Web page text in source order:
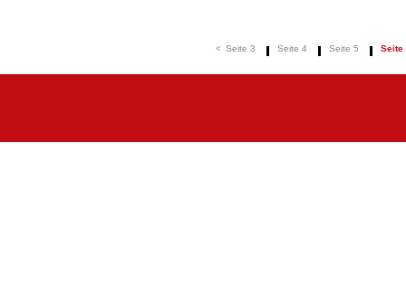
< Seite 3 Seite 4 Seite 5 Seite